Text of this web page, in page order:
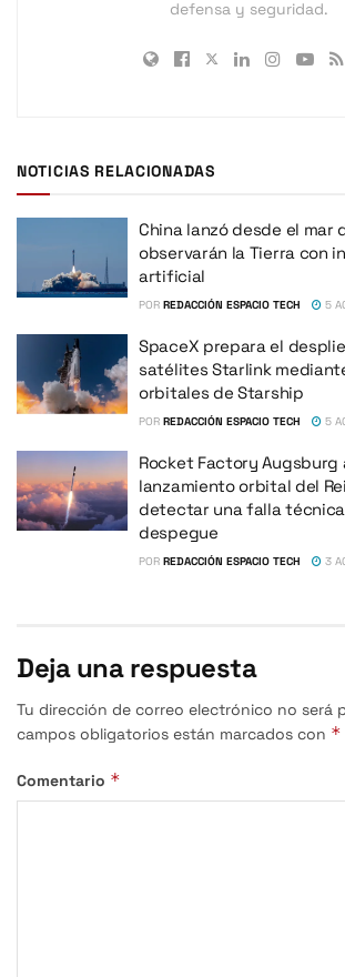
defensa y seguridad.
NOTICIAS RELACIONADAS
China lanzó desde el mar
observarán la Tierra con
artificial
POR REDACCIÓN ESPACIO TECH 5
SpaceX prepara el
satélites Starlink
orbitales de Starship
POR REDACCIÓN ESPACIO TECH 5
Rocket Factory Augsburg
lanzamiento orbital del
detectar una falla
despegue
POR REDACCIÓN ESPACIO TECH 3
Deja una respuesta
Tu dirección de correo electrónico no será
campos obligatorios están marcados con *
Comentario *